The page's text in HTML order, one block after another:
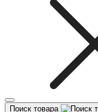
Поиск товара